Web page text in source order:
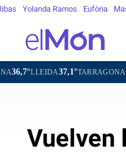
Yolanda Ramos Eufòria
TARRAGONA31,3°TORTOSA
Vuelven